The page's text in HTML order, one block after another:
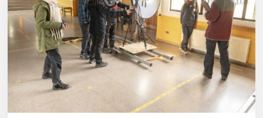
del
mar:
largometraje
de
ficción
se